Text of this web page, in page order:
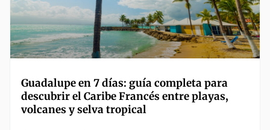
Guadalupe en 7 días: guía completa para
descubrir el Caribe Francés entre playas,
volcanes y selva tropical